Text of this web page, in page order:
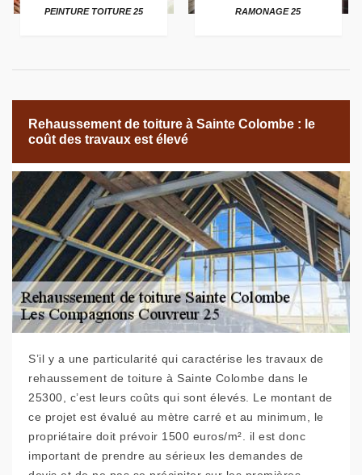
PEINTURE TOITURE 25 RAMONAGE 25
Rehaussement de toiture à Sainte Colombe : le
coût des travaux est élevé
S’il y a une particularité qui caractérise les travaux de
rehaussement de toiture à Sainte Colombe dans le
25300, c’est leurs coûts qui sont élevés. Le montant de
ce projet est évalué au mètre carré et au minimum, le
propriétaire doit prévoir 1500 euros/m². il est donc
important de prendre au sérieux les demandes de